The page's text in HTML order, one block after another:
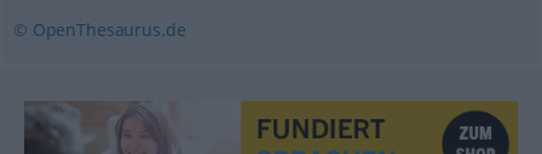
© OpenThesaurus.de